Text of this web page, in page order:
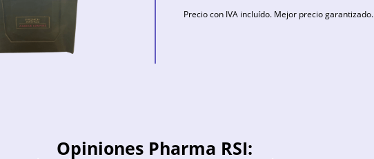
Precio con IVA incluído. Mejor precio garantizado.
Opiniones Pharma RSI: